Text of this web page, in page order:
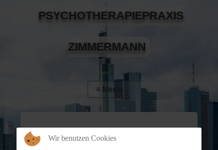
PSYCHOTHERAPIEPRAXIS
ZIMMERMANN
Tiefenpsychologisch fundierte
Psychotherapie
Wir benutzen Cookies